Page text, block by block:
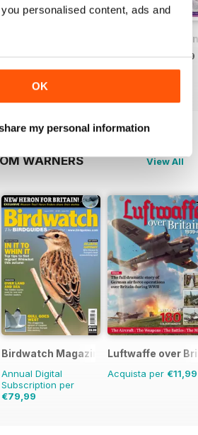
personalised content, ads and
OK
my personal information
Acquista per€3,49
Issue 30 -
Acquista per€3,49
Al carrello
WARNERS
View All
Birdwatch Magazine
Annual Digital
Subscription per
€79,99
Luftwaffe over
Acquista per €11,99